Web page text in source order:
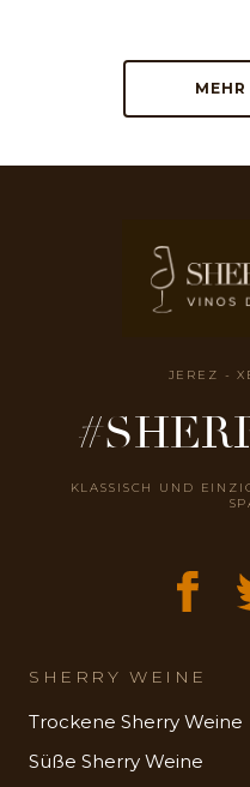
JEREZ -
KLASSISCH UND
SHERRY WEINE
Trockene Sherry Weine
Süße Sherry Weine